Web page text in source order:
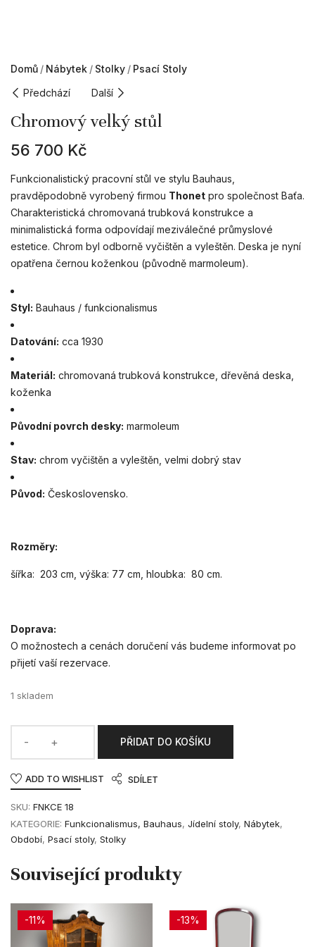
Domů Nábytek Stolky
Psací Stoly
Předchází
Další
Chromový velký stůl
56 700 Kč
Funkcionalistický pracovní stůl ve stylu Bauhaus,
pravděpodobně vyrobený firmou Thonet pro společnost Baťa.
Charakteristická chromovaná trubková konstrukce a
minimalistická forma odpovídají meziválečné průmyslové
estetice. Chrom byl odborně vyčištěn a vyleštěn. Deska je nyní
opatřena černou koženkou (původně marmoleum).
Styl: Bauhaus / funkcionalismus
Datování: cca 1930
Materiál: chromovaná trubková konstrukce, dřevěná deska,
koženka
Původní povrch desky: marmoleum
Stav: chrom vyčištěn a vyleštěn, velmi dobrý stav
Původ: Československo.
Rozměry:
šířka: 203 cm, výška: 77 cm, hloubka: 80 cm.
Doprava:
O možnostech a cenách doručení vás budeme informovat po
přijetí vaší rezervace.
1 skladem
PŘIDAT DO KOŠÍKU
ADD TO WISHLIST SDÍLET
SKU: FNKCE 18
KATEGORIE: Funkcionalismus, Bauhaus, Jídelní stoly, Nábytek,
Období, Psací stoly, Stolky
-11% -13%